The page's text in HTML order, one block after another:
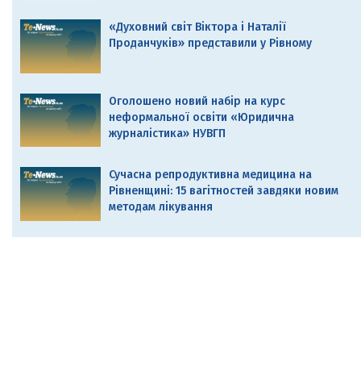
«Духовний світ Віктора і Наталії
Проданчуків» представили у Рівному
Оголошено новий набір на курс
неформальної освіти «Юридична
журналістика» НУВГП
Сучасна репродуктивна медицина на
Рівненщині: 15 вагітностей завдяки новим
методам лікування